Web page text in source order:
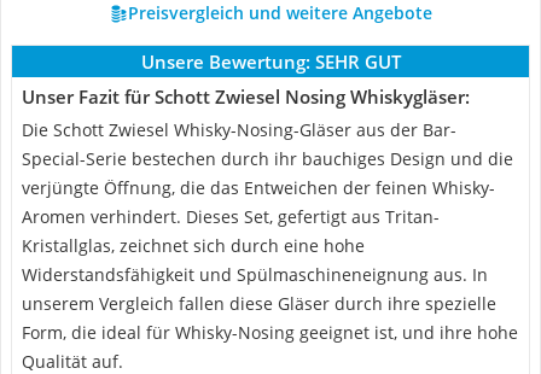
Preisvergleich und weitere Angebote
Unsere Bewertung: SEHR GUT
Unser Fazit für Schott Zwiesel Nosing Whiskygläser:
Die Schott Zwiesel Whisky-Nosing-Gläser aus der Bar-
Special-Serie bestechen durch ihr bauchiges Design und die
verjüngte Öffnung, die das Entweichen der feinen Whisky-
Aromen verhindert. Dieses Set, gefertigt aus Tritan-
Kristallglas, zeichnet sich durch eine hohe
Widerstandsfähigkeit und Spülmaschineneignung aus. In
unserem Vergleich fallen diese Gläser durch ihre spezielle
Form, die ideal für Whisky-Nosing geeignet ist, und ihre hohe
Qualität auf.